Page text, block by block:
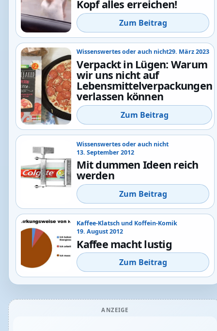
Kopf alles erreichen!
Zum Beitrag
Wissenswertes oder auch nicht29. März 2023
Verpackt in Lügen: Warum
wir uns nicht auf
Lebensmittelverpackungen
verlassen können
Zum Beitrag
Wissenswertes oder auch nicht
13. September 2012
Mit dummen Ideen reich
werden
Zum Beitrag
Kaffee-Klatsch und Koffein-Komik
19. August 2012
Kaffee macht lustig
Zum Beitrag
ANZEIGE